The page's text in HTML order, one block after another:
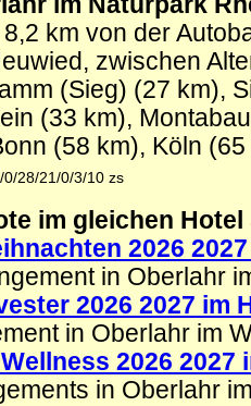
8,2 km von der
zwischen
(Sieg) (27 km),
(33 km),
(58 km), Köln
28/21/0/3/10 zs
im gleichen Hotel
2026
in Oberlahr
2026 2027 im
in Oberlahr im
2026 2027
in Oberlahr